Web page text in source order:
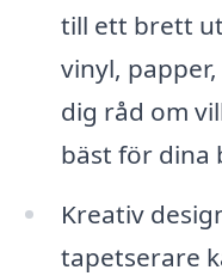
till ett brett
vinyl,
dig råd om
bäst för dina
Kreativ
tapetserare